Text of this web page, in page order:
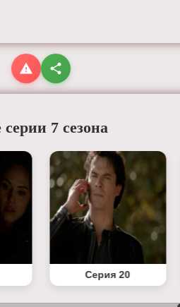
серии 7 сезона
Серия 20